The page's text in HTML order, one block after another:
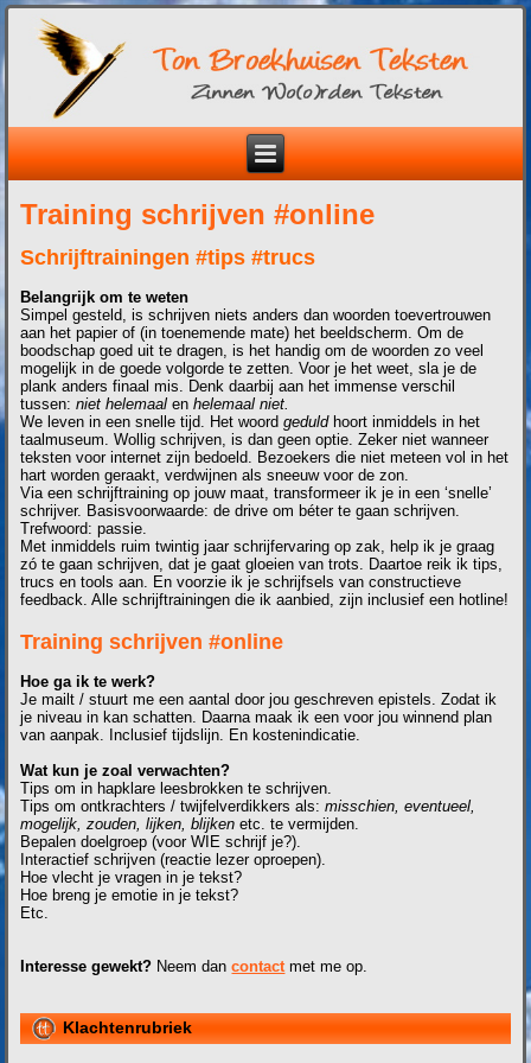
Training schrijven #online
Schrijftrainingen #tips #trucs
Belangrijk om te weten
Simpel gesteld, is schrijven niets anders dan woorden toevertrouwen
aan het papier of (in toenemende mate) het beeldscherm. Om de
boodschap goed uit te dragen, is het handig om de woorden zo veel
mogelijk in de goede volgorde te zetten. Voor je het weet, sla je de
plank anders finaal mis. Denk daarbij aan het immense verschil
tussen:niet helemaal enhelemaal niet.
We leven in een snelle tijd. Het woordgeduldhoort inmiddels in het
taalmuseum. Wollig schrijven, is dan geen optie. Zeker niet wanneer
teksten voor internet zijn bedoeld. Bezoekers die niet meteen vol in het
hart worden geraakt, verdwijnen als sneeuw voor de zon.
Via een schrijftraining op jouw maat, transformeer ik je in een ‘snelle’
schrijver. Basisvoorwaarde: de drive om béter te gaan schrijven.
Trefwoord: passie.
Met inmiddels ruim twintig jaar schrijfervaring op zak, help ik je graag
zó te gaan schrijven, dat je gaat gloeien van trots. Daartoe reik ik tips,
trucs en tools aan. En voorzie ik je schrijfsels van constructieve
feedback. Alle schrijftrainingen die ik aanbied, zijn inclusief een hotline!
Training schrijven #online
Hoe ga ik te werk?
Je mailt / stuurt me een aantal door jou geschreven epistels. Zodat ik
je niveau in kan schatten. Daarna maak ik een voor jou winnend plan
van aanpak. Inclusief tijdslijn. En kostenindicatie.
Wat kun je zoal verwachten?
Tips om in hapklare leesbrokken te schrijven.
Tips om ontkrachters / twijfelverdikkers als:misschien, eventueel,
mogelijk, zouden, lijken, blijkenetc. te vermijden.
Bepalen doelgroep (voor WIE schrijf je?).
Interactief schrijven (reactie lezer oproepen).
Hoe vlecht je vragen in je tekst?
Hoe breng je emotie in je tekst?
Etc.
Interesse gewekt? Neem dancontact met me op.
Klachtenrubriek